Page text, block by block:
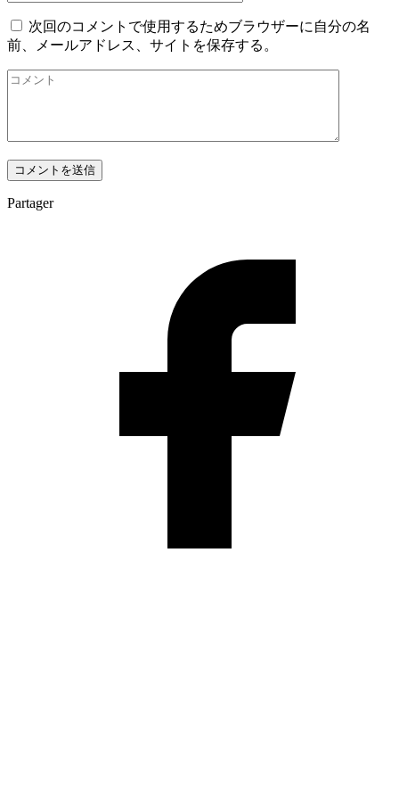
次回のコメントで使用するためブラウザーに自分の名
前、メールアドレス、サイトを保存する。
Partager